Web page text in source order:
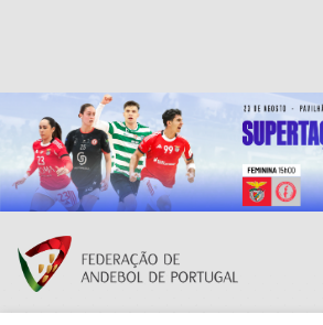
Resultados Andebol
Federação de Andebol de Portugal
Grátis - Disponivel na Play Store